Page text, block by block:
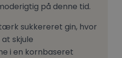
på denne tid.
sukkereret gin, hvor
skjule
i en kornbaseret